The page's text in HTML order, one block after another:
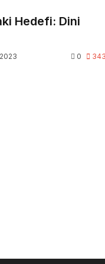
Hedefi: Dini
0